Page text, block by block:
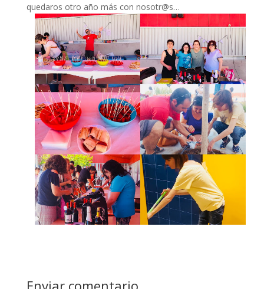
quedaros otro año más con nosotr@s…